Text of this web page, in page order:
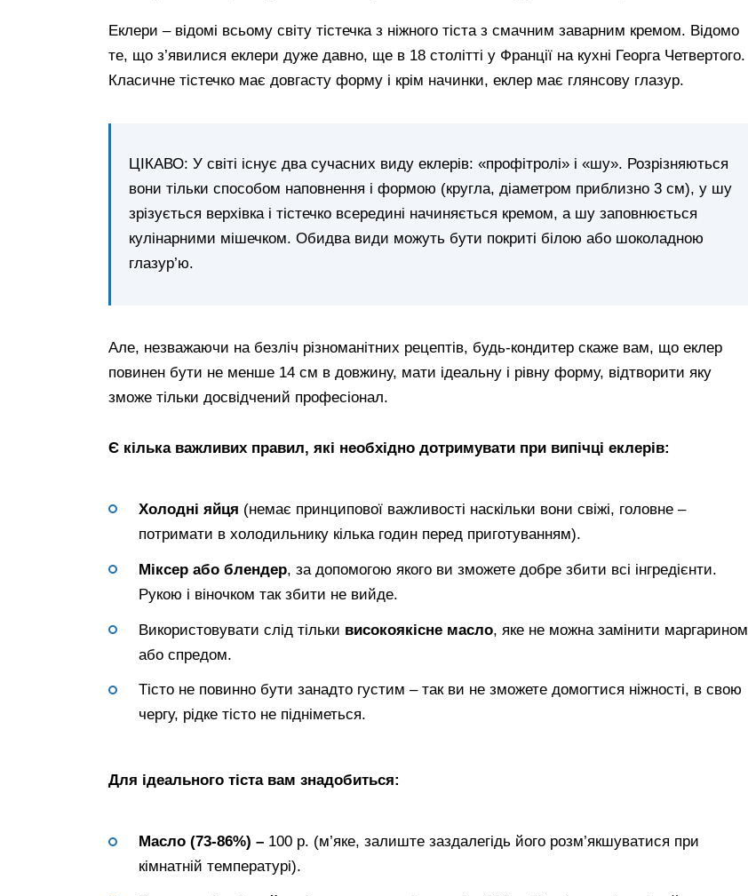
Еклери – відомі всьому світу тістечка з ніжного тіста з смачним заварним кремом. Відомо
те, що з’явилися еклери дуже давно, ще в 18 столітті у Франції на кухні Георга Четвертого.
Класичне тістечко має довгасту форму і крім начинки, еклер має глянсову глазур.
ЦІКАВО: У світі існує два сучасних виду еклерів: «профітролі» і «шу». Розрізняються
вони тільки способом наповнення і формою (кругла, діаметром приблизно 3 см), у шу
зрізується верхівка і тістечко всередині начиняється кремом, а шу заповнюється
кулінарними мішечком. Обидва види можуть бути покриті білою або шоколадною
глазур’ю.
Але, незважаючи на безліч різноманітних рецептів, будь-кондитер скаже вам, що еклер
повинен бути не менше 14 см в довжину, мати ідеальну і рівну форму, відтворити яку
зможе тільки досвідчений професіонал.
Є кілька важливих правил, які необхідно дотримувати при випічці еклерів:
Холодні яйця (немає принципової важливості наскільки вони свіжі, головне –
потримати в холодильнику кілька годин перед приготуванням).
Міксер або блендер, за допомогою якого ви зможете добре збити всі інгредієнти.
Рукою і віночком так збити не вийде.
Використовувати слід тільки високоякісне масло, яке не можна замінити маргарином
або спредом.
Тісто не повинно бути занадто густим – так ви не зможете домогтися ніжності, в свою
чергу, рідке тісто не підніметься.
Для ідеального тіста вам знадобиться:
Масло (73-86%) – 100 р. (м’яке, залиште заздалегідь його розм’якшуватися при
кімнатній температурі).